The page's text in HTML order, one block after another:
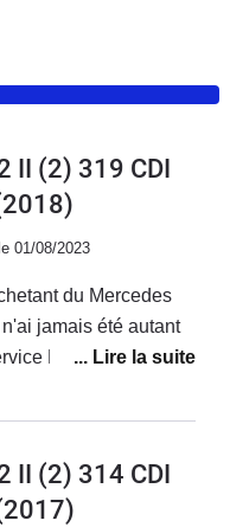
II (2) 319 CDI
le 01/08/2023
du Mercedes
jamais été autant
Mercedes France
problèmes sur le
kmBatterie qui a
se décolle, porte
II (2) 314 CDI